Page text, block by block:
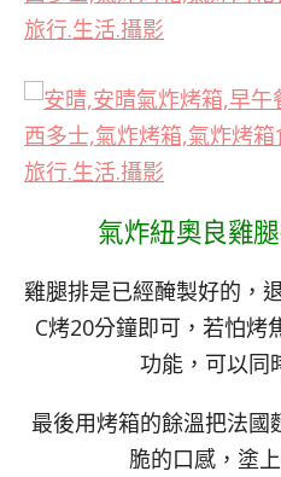
氣炸紐奧良雞腿
雞腿排是已經醃製好的，
C烤20分鐘即可，若怕烤
功能，可以同
最後用烤箱的餘溫把法國
脆的口感，塗